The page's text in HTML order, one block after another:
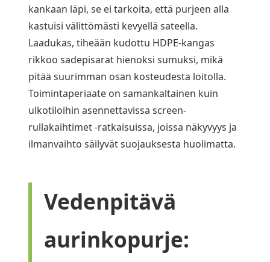
kankaan läpi, se ei tarkoita, että purjeen alla
kastuisi välittömästi kevyellä sateella.
Laadukas, tiheään kudottu HDPE-kangas
rikkoo sadepisarat hienoksi sumuksi, mikä
pitää suurimman osan kosteudesta loitolla.
Toimintaperiaate on samankaltainen kuin
ulkotiloihin asennettavissa screen-
rullakaihtimet -ratkaisuissa, joissa näkyvyys ja
ilmanvaihto säilyvät suojauksesta huolimatta.
Vedenpitävä
aurinkopurje: